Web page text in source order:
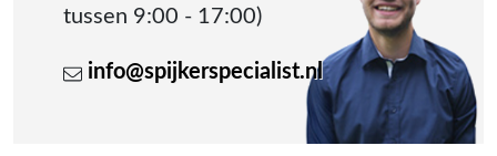
tussen 9:00 - 17:00)
info@spijkerspecialist.nl